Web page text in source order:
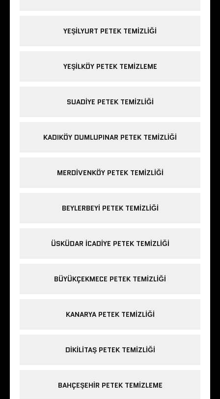
YEŞILYURT PETEK TEMIZLIĞI
YEŞILKÖY PETEK TEMIZLEME
SUADIYE PETEK TEMIZLIĞI
KADIKÖY DUMLUPINAR PETEK TEMIZLIĞI
MERDIVENKÖY PETEK TEMIZLIĞI
BEYLERBEYI PETEK TEMIZLIĞI
ÜSKÜDAR ICADIYE PETEK TEMIZLIĞI
BÜYÜKÇEKMECE PETEK TEMIZLIĞI
KANARYA PETEK TEMIZLIĞI
DIKILITAŞ PETEK TEMIZLIĞI
BAHÇEŞEHIR PETEK TEMIZLEME